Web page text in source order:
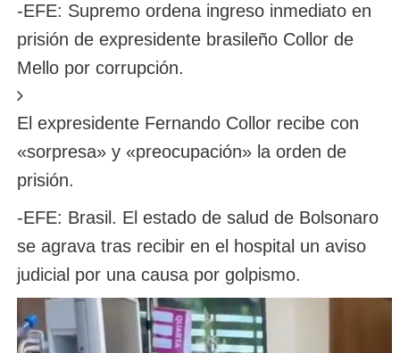
-EFE: Supremo ordena ingreso inmediato en
prisión de expresidente brasileño Collor de
Mello por corrupción.
El expresidente Fernando Collor recibe con
«sorpresa» y «preocupación» la orden de
prisión.
-EFE: Brasil. El estado de salud de Bolsonaro
se agrava tras recibir en el hospital un aviso
judicial por una causa por golpismo.